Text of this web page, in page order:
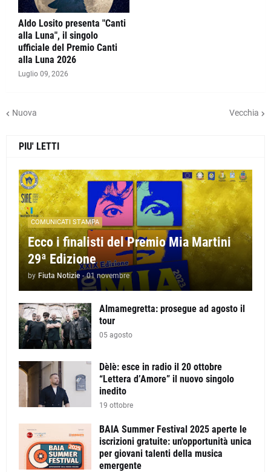
Aldo Losito presenta "Canti
alla Luna", il singolo
ufficiale del Premio Canti
alla Luna 2026
Luglio 09, 2026
Nuova Vecchia
PIU' LETTI
COMUNICATI STAMPA
Ecco i finalisti del Premio Mia Martini
29ª Edizione
by Fiuta Notizie - 01 novembre
Almamegretta: prosegue ad agosto il
tour
05 agosto
Dèlè: esce in radio il 20 ottobre
“Lettera d’Amore” il nuovo singolo
inedito
19 ottobre
BAIA Summer Festival 2025 aperte le
iscrizioni gratuite: un'opportunità unica
per giovani talenti della musica
emergente